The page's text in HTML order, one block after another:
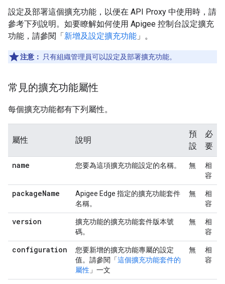
設定及部署這個擴充功能，以便在 API Proxy 中使用時，請
參考下列說明。如要瞭解如何使用 Apigee 控制台設定擴充
功能，請參閱「新增及設定擴充功能 」。
注意： 只有組織管理員可以設定及部署擴充功能。
常見的擴充功能屬性
每個擴充功能都有下列屬性。
屬性 說明
預
設
必
要
name
您要為這項擴充功能設定的名稱。 無
相
容
packageName
Apigee Edge 指定的擴充功能套件
名稱。
無
相
容
version
擴充功能的擴充功能套件版本號
碼。
無
相
容
configuration
您要新增的擴充功能專屬的設定
值。請參閱「這個擴充功能套件的
屬性 」一文
無
相
容